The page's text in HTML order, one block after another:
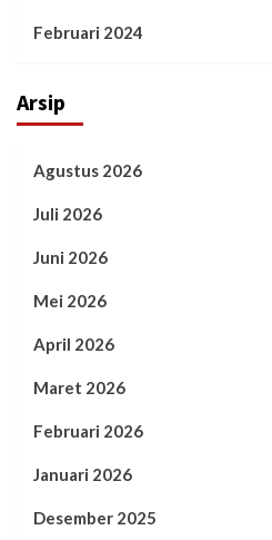
Februari 2024
Arsip
Agustus 2026
Juli 2026
Juni 2026
Mei 2026
April 2026
Maret 2026
Februari 2026
Januari 2026
Desember 2025